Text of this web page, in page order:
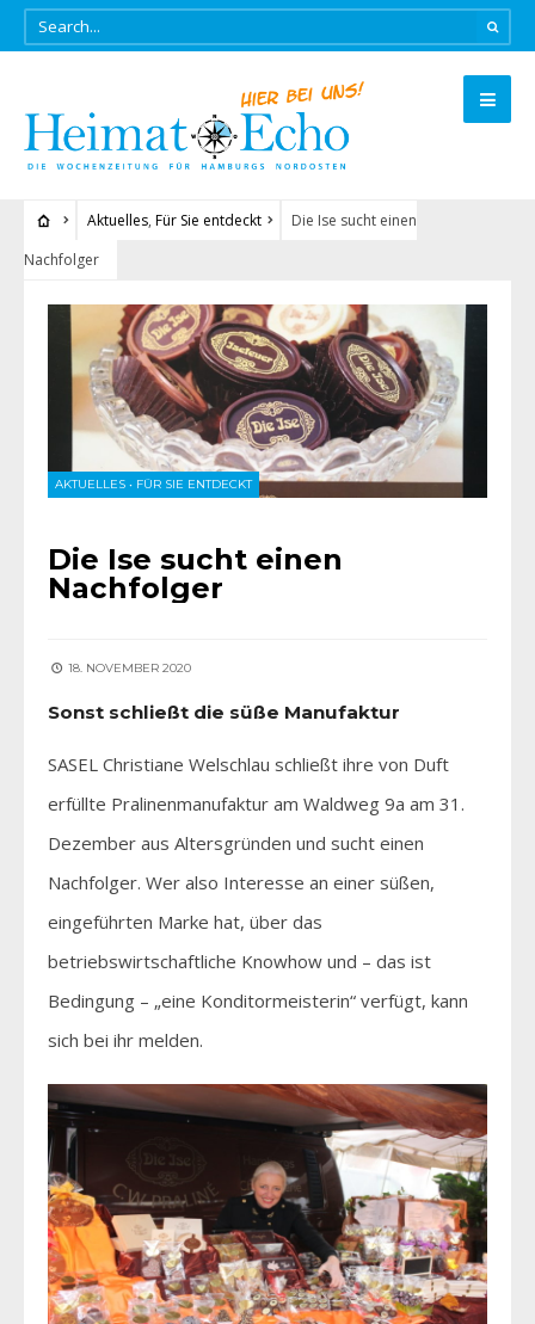
Aktuelles, Für Sie entdeckt
Die Ise sucht einen
Nachfolger
AKTUELLES • FÜR SIE ENTDECKT
Die Ise sucht einen
Nachfolger
18. NOVEMBER 2020
Sonst schließt die süße Manufaktur
SASEL Christiane Welschlau schließt ihre von Duft
erfüllte Pralinenmanufaktur am Waldweg 9a am 31.
Dezember aus Altersgründen und sucht einen
Nachfolger. Wer also Interesse an einer süßen,
eingeführten Marke hat, über das
betriebswirtschaftliche Knowhow und – das ist
Bedingung – „eine Konditormeisterin“ verfügt, kann
sich bei ihr melden.